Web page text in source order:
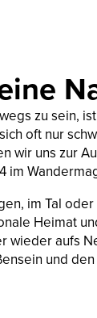
zu sein,
oft nur
wir uns zur
im
im Tal
Heimat
wieder aufs
und